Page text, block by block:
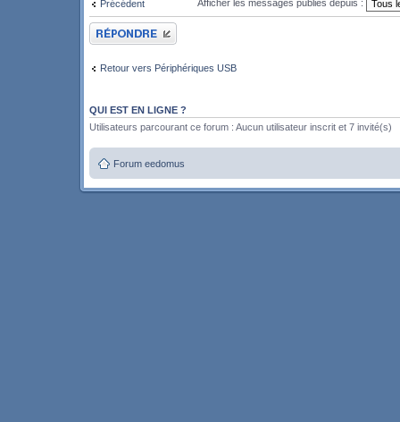
Précédent Afficher les messages publiés depuis :
Publier une réponse
Retour vers Périphériques USB
QUI EST EN LIGNE ?
Utilisateurs parcourant ce forum : Aucun utilisateur inscrit et 7 invité(s)
Forum eedomus